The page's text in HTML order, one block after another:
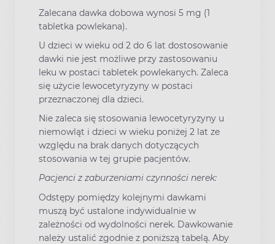
Zalecana dawka dobowa wynosi 5 mg (1
tabletka powlekana).
U dzieci w wieku od 2 do 6 lat dostosowanie
dawki nie jest możliwe przy zastosowaniu
leku w postaci tabletek powlekanych. Zaleca
się użycie lewocetyryzyny w postaci
przeznaczonej dla dzieci.
Nie zaleca się stosowania lewocetyryzyny u
niemowląt i dzieci w wieku poniżej 2 lat ze
względu na brak danych dotyczących
stosowania w tej grupie pacjentów.
Pacjenci z zaburzeniami czynności nerek:
Odstępy pomiędzy kolejnymi dawkami
muszą być ustalone indywidualnie w
zależności od wydolności nerek. Dawkowanie
należy ustalić zgodnie z poniższą tabelą. Aby